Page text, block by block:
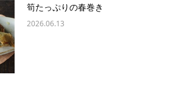
筍たっぷりの春巻き
2026.06.13